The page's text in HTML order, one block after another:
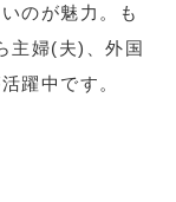
のが魅力。も
主婦(夫)、外国
躍中です。